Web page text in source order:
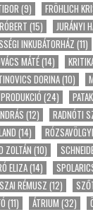
(9) FRÖHLICH
(15) JURÁNYI
INKUBÁTORHÁZ (11)
MÁTÉ(14)
DORINA(10)
(24)
(12) RADNÓTI
(14)
ZOLTÁN (10)
ELIZA(14)
RÉMUSZ (12)
(11) ÁTRIUM (32)